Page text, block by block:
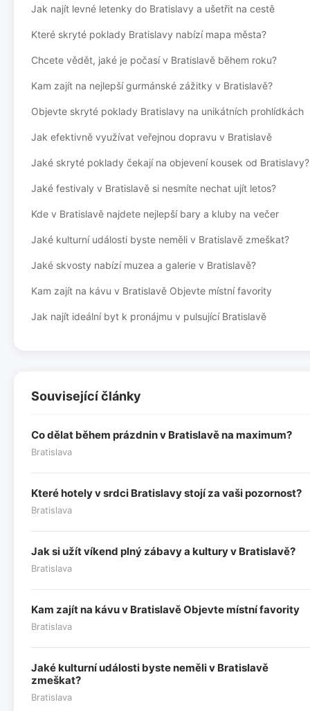
Jak najít levné letenky do Bratislavy a ušetřit na cestě
Které skryté poklady Bratislavy nabízí mapa města?
Chcete vědět, jaké je počasí v Bratislavě během roku?
Kam zajít na nejlepší gurmánské zážitky v Bratislavě?
Objevte skryté poklady Bratislavy na unikátních prohlídkách
Jak efektivně využívat veřejnou dopravu v Bratislavě
Jaké skryté poklady čekají na objevení kousek od Bratislavy?
Jaké festivaly v Bratislavě si nesmíte nechat ujít letos?
Kde v Bratislavě najdete nejlepší bary a kluby na večer
Jaké kulturní události byste neměli v Bratislavě zmeškat?
Jaké skvosty nabízí muzea a galerie v Bratislavě?
Kam zajít na kávu v Bratislavě Objevte místní favority
Jak najít ideální byt k pronájmu v pulsující Bratislavě
Související články
Co dělat během prázdnin v Bratislavě na maximum?
Bratislava
Které hotely v srdci Bratislavy stojí za vaši pozornost?
Bratislava
Jak si užít víkend plný zábavy a kultury v Bratislavě?
Bratislava
Kam zajít na kávu v Bratislavě Objevte místní favority
Bratislava
Jaké kulturní události byste neměli v Bratislavě
zmeškat?
Bratislava